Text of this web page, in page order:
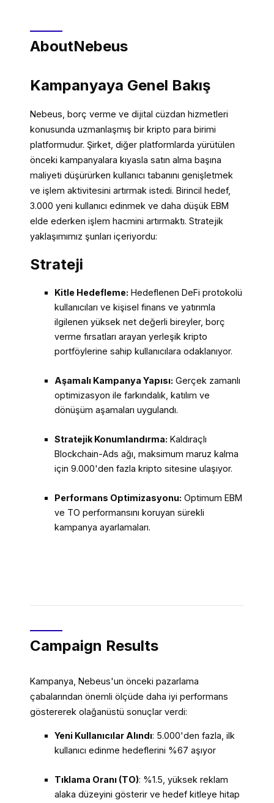
AboutNebeus
Kampanyaya Genel Bakış
Nebeus, borç verme ve dijital cüzdan hizmetleri
konusunda uzmanlaşmış bir kripto para birimi
platformudur. Şirket, diğer platformlarda yürütülen
önceki kampanyalara kıyasla satın alma başına
maliyeti düşürürken kullanıcı tabanını genişletmek
ve işlem aktivitesini artırmak istedi. Birincil hedef,
3.000 yeni kullanıcı edinmek ve daha düşük EBM
elde ederken işlem hacmini artırmaktı. Stratejik
yaklaşımımız şunları içeriyordu:
Strateji
Kitle Hedefleme: Hedeflenen DeFi protokolü
kullanıcıları ve kişisel finans ve yatırımla
ilgilenen yüksek net değerli bireyler, borç
verme fırsatları arayan yerleşik kripto
portföylerine sahip kullanıcılara odaklanıyor.
Aşamalı Kampanya Yapısı: Gerçek zamanlı
optimizasyon ile farkındalık, katılım ve
dönüşüm aşamaları uygulandı.
Stratejik Konumlandırma: Kaldıraçlı
Blockchain-Ads ağı, maksimum maruz kalma
için 9.000'den fazla kripto sitesine ulaşıyor.
Performans Optimizasyonu: Optimum EBM
ve TO performansını koruyan sürekli
kampanya ayarlamaları.
Campaign Results
Kampanya, Nebeus'un önceki pazarlama
çabalarından önemli ölçüde daha iyi performans
göstererek olağanüstü sonuçlar verdi:
Yeni Kullanıcılar Alındı: 5.000'den fazla, ilk
kullanıcı edinme hedeflerini %67 aşıyor
Tıklama Oranı (TO): %1.5, yüksek reklam
alaka düzeyini gösterir ve hedef kitleye hitap